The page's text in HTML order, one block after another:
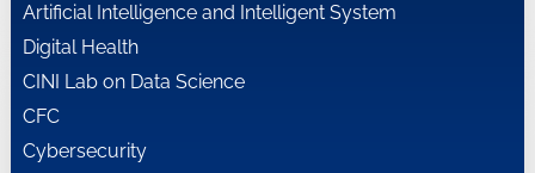
Artificial Intelligence and Intelligent System
Digital Health
CINI Lab on Data Science
CFC
Cybersecurity